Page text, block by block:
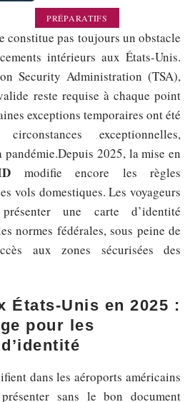
PRÉPARATIFS
constitue pas toujours un obstacle
intérieurs aux États-Unis.
Security Administration (TSA),
reste requise à chaque point
exceptions temporaires ont été
exceptionnelles,
2025, la mise en
modifie encore les règles
vols domestiques. Les voyageurs
une carte d’identité
normes fédérales, sous peine de
aux zones sécurisées des
États-Unis en 2025 :
pour les
dans les aéroports américains
sans le bon document